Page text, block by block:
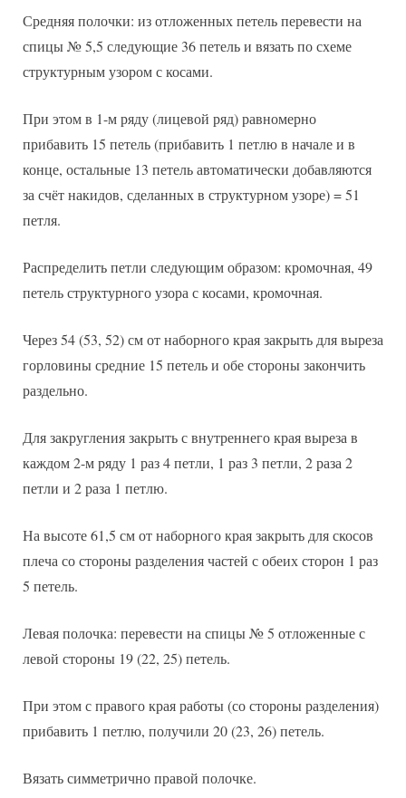
Средняя полочки: из отложенных петель перевести на
спицы № 5,5 следующие 36 петель и вязать по схеме
структурным узором с косами.
При этом в 1-м ряду (лицевой ряд) равномерно
прибавить 15 петель (прибавить 1 петлю в начале и в
конце, остальные 13 петель автоматически добавляются
за счёт накидов, сделанных в структурном узоре) = 51
петля.
Распределить петли следующим образом: кромочная, 49
петель структурного узора с косами, кромочная.
Через 54 (53, 52) см от наборного края закрыть для выреза
горловины средние 15 петель и обе стороны закончить
раздельно.
Для закругления закрыть с внутреннего края выреза в
каждом 2-м ряду 1 раз 4 петли, 1 раз 3 петли, 2 раза 2
петли и 2 раза 1 петлю.
На высоте 61,5 см от наборного края закрыть для скосов
плеча со стороны разделения частей с обеих сторон 1 раз
5 петель.
Левая полочка: перевести на спицы № 5 отложенные с
левой стороны 19 (22, 25) петель.
При этом с правого края работы (со стороны разделения)
прибавить 1 петлю, получили 20 (23, 26) петель.
Вязать симметрично правой полочке.